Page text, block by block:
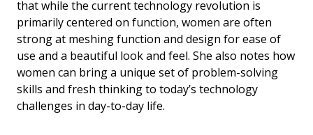
that while the current technology revolution is
primarily centered on function, women are often
strong at meshing function and design for ease of
use and a beautiful look and feel. She also notes how
women can bring a unique set of problem-solving
skills and fresh thinking to today’s technology
challenges in day-to-day life.